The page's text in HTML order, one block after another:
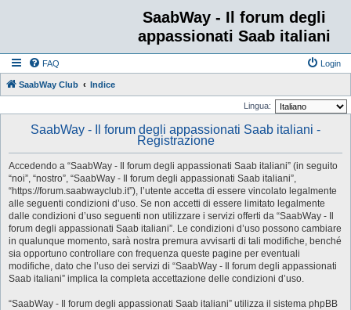
SaabWay - Il forum degli
appassionati Saab italiani
FAQ Login
SaabWay Club Indice
Lingua:
SaabWay - Il forum degli appassionati Saab italiani -
Registrazione
Accedendo a “SaabWay - Il forum degli appassionati Saab italiani” (in seguito
“noi”, “nostro”, “SaabWay - Il forum degli appassionati Saab italiani”,
“https://forum.saabwayclub.it”), l’utente accetta di essere vincolato legalmente
alle seguenti condizioni d’uso. Se non accetti di essere limitato legalmente
dalle condizioni d’uso seguenti non utilizzare i servizi offerti da “SaabWay - Il
forum degli appassionati Saab italiani”. Le condizioni d’uso possono cambiare
in qualunque momento, sarà nostra premura avvisarti di tali modifiche, benché
sia opportuno controllare con frequenza queste pagine per eventuali
modifiche, dato che l’uso dei servizi di “SaabWay - Il forum degli appassionati
Saab italiani” implica la completa accettazione delle condizioni d’uso.
“SaabWay - Il forum degli appassionati Saab italiani” utilizza il sistema phpBB